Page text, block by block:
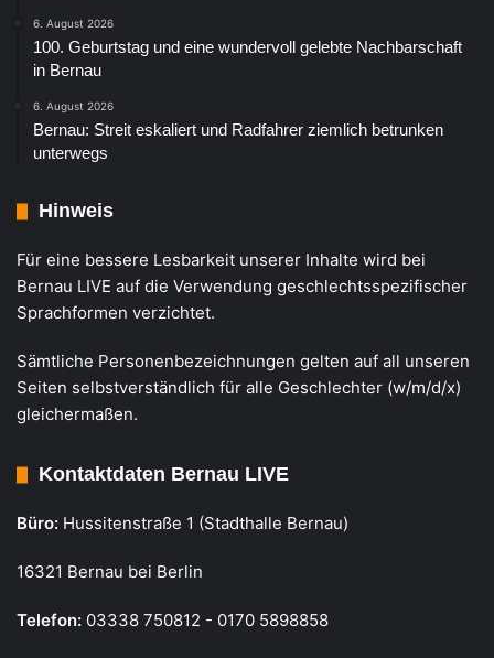
6. August 2026
100. Geburtstag und eine wundervoll gelebte Nachbarschaft
in Bernau
6. August 2026
Bernau: Streit eskaliert und Radfahrer ziemlich betrunken
unterwegs
Hinweis
Für eine bessere Lesbarkeit unserer Inhalte wird bei
Bernau LIVE auf die Verwendung geschlechtsspezifischer
Sprachformen verzichtet.
Sämtliche Personenbezeichnungen gelten auf all unseren
Seiten selbstverständlich für alle Geschlechter (w/m/d/x)
gleichermaßen.
Kontaktdaten Bernau LIVE
Büro: Hussitenstraße 1 (Stadthalle Bernau)
16321 Bernau bei Berlin
Telefon: 03338 750812 - 0170 5898858